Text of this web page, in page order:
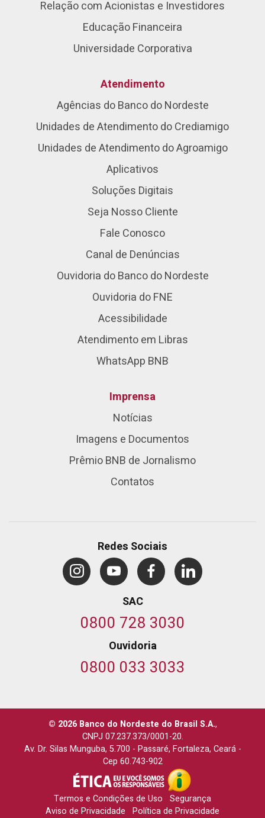
Relação com Acionistas e Investidores
Educação Financeira
Universidade Corporativa
Atendimento
Agências do Banco do Nordeste
Unidades de Atendimento do Crediamigo
Unidades de Atendimento do Agroamigo
Aplicativos
Soluções Digitais
Seja Nosso Cliente
Fale Conosco
Canal de Denúncias
Ouvidoria do Banco do Nordeste
Ouvidoria do FNE
Acessibilidade
Atendimento em Libras
WhatsApp BNB
Imprensa
Notícias
Imagens e Documentos
Prêmio BNB de Jornalismo
Contatos
Redes Sociais
SAC
0800 728 3030
Ouvidoria
0800 033 3033
© 2026 Banco do Nordeste do Brasil S.A.,
CNPJ 07.237.373/0001-20.
Av. Dr. Silas Munguba, 5.700 - Passaré, Fortaleza, Ceará-
Cep 60.743-902
Termos e Condições de Uso
Segurança
Aviso de Privacidade
Política de Privacidade